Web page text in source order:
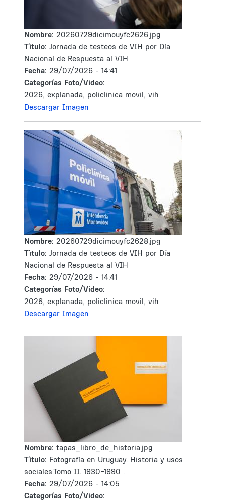
Nombre: 20260729dicimouyfc2626.jpg
Tìtulo: Jornada de testeos de VIH por Día
Nacional de Respuesta al VIH
Fecha: 29/07/2026 - 14:41
Categorías Foto/Video:
2026, explanada, policlinica movil, vih
Descargar Imagen
Nombre: 20260729dicimouyfc2628.jpg
Tìtulo: Jornada de testeos de VIH por Día
Nacional de Respuesta al VIH
Fecha: 29/07/2026 - 14:41
Categorías Foto/Video:
2026, explanada, policlinica movil, vih
Descargar Imagen
Nombre: tapas_libro_de_historia.jpg
Tìtulo: Fotografía en Uruguay. Historia y usos
sociales.Tomo II. 1930-1990 .
Fecha: 29/07/2026 - 14:05
Categorías Foto/Video: